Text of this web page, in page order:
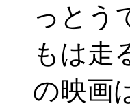
っとう
もは走
の映画